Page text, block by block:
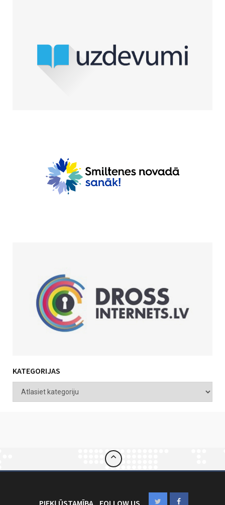
KATEGORIJAS